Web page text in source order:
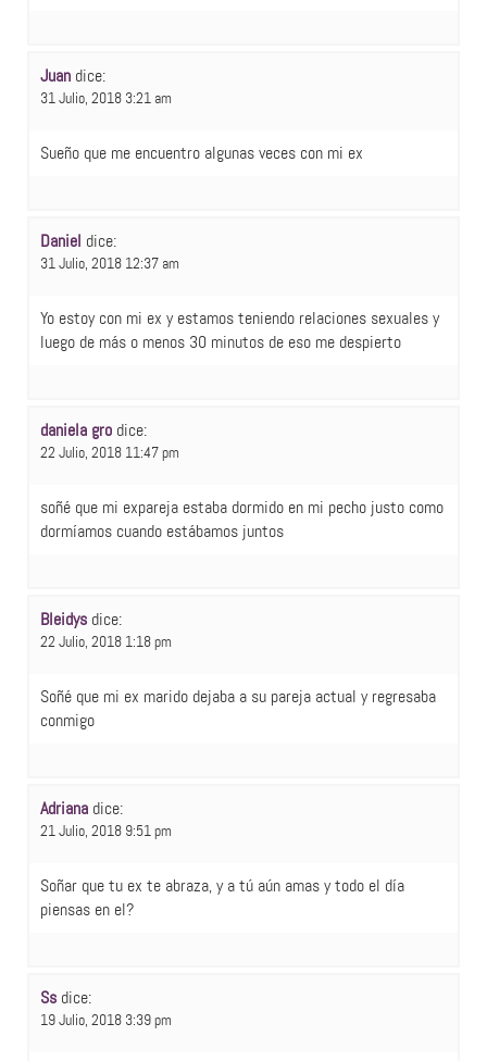
Juan dice:
31 Julio, 2018 3:21 am
Sueño que me encuentro algunas veces con mi ex
Daniel dice:
31 Julio, 2018 12:37 am
Yo estoy con mi ex y estamos teniendo relaciones sexuales y
luego de más o menos 30 minutos de eso me despierto
daniela gro dice:
22 Julio, 2018 11:47 pm
soñé que mi expareja estaba dormido en mi pecho justo como
dormíamos cuando estábamos juntos
Bleidys dice:
22 Julio, 2018 1:18 pm
Soñé que mi ex marido dejaba a su pareja actual y regresaba
conmigo
Adriana dice:
21 Julio, 2018 9:51 pm
Soñar que tu ex te abraza, y a tú aún amas y todo el día
piensas en el?
Ss dice:
19 Julio, 2018 3:39 pm